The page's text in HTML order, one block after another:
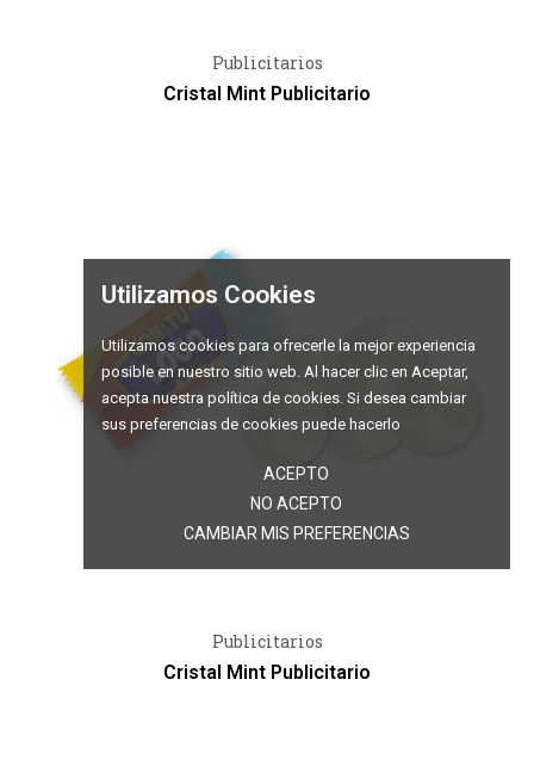
Utilizamos Cookies
Utilizamos cookies para ofrecerle la mejor experiencia
posible en nuestro sitio web. Al hacer clic en Aceptar,
acepta nuestra política de cookies. Si desea cambiar
sus preferencias de cookies puede hacerlo
ACEPTO
NO ACEPTO
CAMBIAR MIS PREFERENCIAS
Vista Rápida
Publicitarios
Cristal Mint Publicitario
Vista Rápida
Publicitarios
Cristal Mint Publicitario